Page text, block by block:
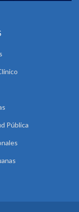
Pública